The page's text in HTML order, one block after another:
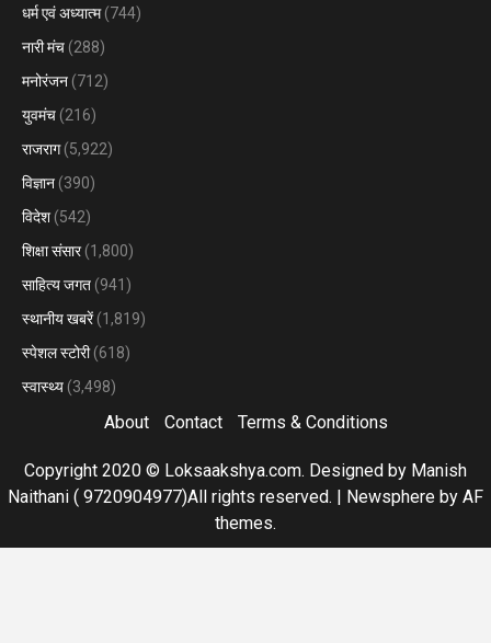
धर्म एवं अध्यात्म(744)
नारी मंच (288)
मनोरंजन (712)
युवमंच (216)
राजराग(5,922)
विज्ञान (390)
विदेश (542)
शिक्षा संसार(1,800)
साहित्य जगत (941)
स्थानीय खबरें(1,819)
स्पेशल स्टोरी(618)
स्वास्थ्य (3,498)
About Contact Terms & Conditions
Copyright 2020 © Loksaakshya.com. Designed by Manish
Naithani ( 9720904977)All rights reserved. | Newsphere by AF
themes.